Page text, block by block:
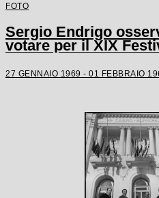
FOTO
Sergio Endrigo
votare per il XIX
27 GENNAIO 1969 - 01 FEBBRAIO